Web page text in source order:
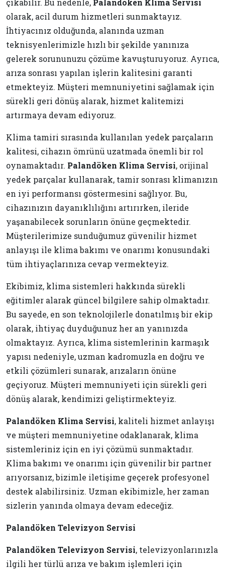
çıkabilir. Bu nedenle, Palandöken Klima Servisi
olarak, acil durum hizmetleri sunmaktayız.
İhtiyacınız olduğunda, alanında uzman
teknisyenlerimizle hızlı bir şekilde yanınıza
gelerek sorununuzu çözüme kavuşturuyoruz. Ayrıca,
arıza sonrası yapılan işlerin kalitesini garanti
etmekteyiz. Müşteri memnuniyetini sağlamak için
sürekli geri dönüş alarak, hizmet kalitemizi
artırmaya devam ediyoruz.
Klima tamiri sırasında kullanılan yedek parçaların
kalitesi, cihazın ömrünü uzatmada önemli bir rol
oynamaktadır. Palandöken Klima Servisi, orijinal
yedek parçalar kullanarak, tamir sonrası klimanızın
en iyi performansı göstermesini sağlıyor. Bu,
cihazınızın dayanıklılığını artırırken, ileride
yaşanabilecek sorunların önüne geçmektedir.
Müşterilerimize sunduğumuz güvenilir hizmet
anlayışı ile klima bakımı ve onarımı konusundaki
tüm ihtiyaçlarınıza cevap vermekteyiz.
Ekibimiz, klima sistemleri hakkında sürekli
eğitimler alarak güncel bilgilere sahip olmaktadır.
Bu sayede, en son teknolojilerle donatılmış bir ekip
olarak, ihtiyaç duyduğunuz her an yanınızda
olmaktayız. Ayrıca, klima sistemlerinin karmaşık
yapısı nedeniyle, uzman kadromuzla en doğru ve
etkili çözümleri sunarak, arızaların önüne
geçiyoruz. Müşteri memnuniyeti için sürekli geri
dönüş alarak, kendimizi geliştirmekteyiz.
Palandöken Klima Servisi, kaliteli hizmet anlayışı
ve müşteri memnuniyetine odaklanarak, klima
sistemleriniz için en iyi çözümü sunmaktadır.
Klima bakımı ve onarımı için güvenilir bir partner
arıyorsanız, bizimle iletişime geçerek profesyonel
destek alabilirsiniz. Uzman ekibimizle, her zaman
sizlerin yanında olmaya devam edeceğiz.
Palandöken Televizyon Servisi
Palandöken Televizyon Servisi, televizyonlarınızla
ilgili her türlü arıza ve bakım işlemleri için